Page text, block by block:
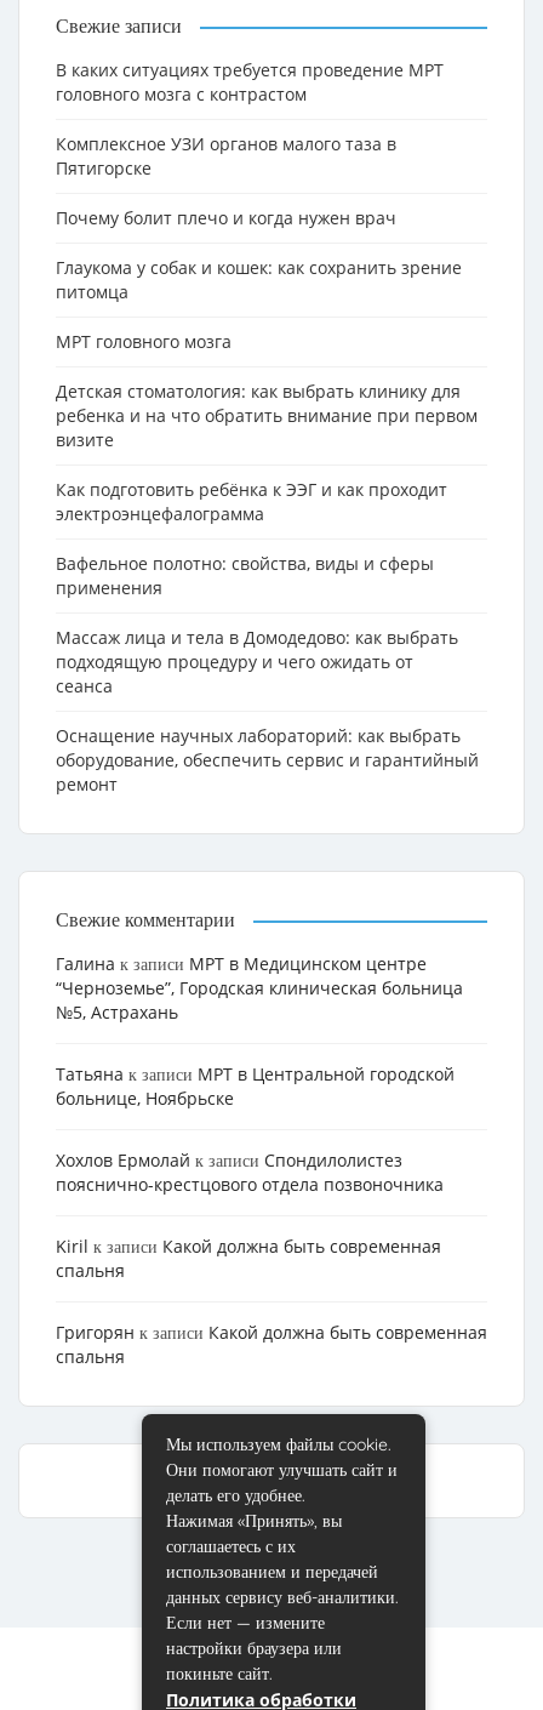
Свежие записи
В каких ситуациях требуется проведение МРТ
головного мозга с контрастом
Комплексное УЗИ органов малого таза в
Пятигорске
Почему болит плечо и когда нужен врач
Глаукома у собак и кошек: как сохранить зрение
питомца
МРТ головного мозга
Детская стоматология: как выбрать клинику для
ребенка и на что обратить внимание при первом
визите
Как подготовить ребёнка к ЭЭГ и как проходит
электроэнцефалограмма
Вафельное полотно: свойства, виды и сферы
применения
Массаж лица и тела в Домодедово: как выбрать
подходящую процедуру и чего ожидать от
сеанса
Оснащение научных лабораторий: как выбрать
оборудование, обеспечить сервис и гарантийный
ремонт
Свежие комментарии
Галина к записи МРТ в Медицинском центре
“Черноземье”, Городская клиническая больница
№5, Астрахань
Татьяна к записи МРТ в Центральной городской
больнице, Ноябрьске
Хохлов Ермолай к записи Cпондилолистез
пояснично-крестцового отдела позвоночника
Kiril к записи Какой должна быть современная
спальня
Григорян к записи Какой должна быть современная
спальня
Мы используем файлы cookie.
Они помогают улучшать сайт и
делать его удобнее.
Нажимая «Принять», вы
соглашаетесь с их
использованием и передачей
данных сервису веб-аналитики.
Если нет — измените
настройки браузера или
покиньте сайт.
Политика обработки